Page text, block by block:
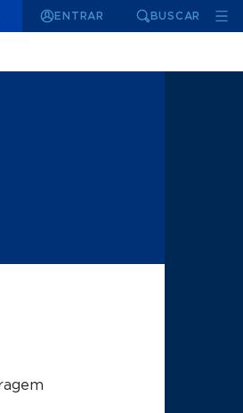
ENTRAR BUSCAR